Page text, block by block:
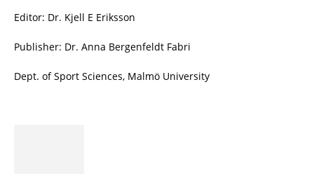
Editor: Dr. Kjell E Eriksson
Publisher: Dr. Anna Bergenfeldt Fabri
Dept. of Sport Sciences, Malmö University